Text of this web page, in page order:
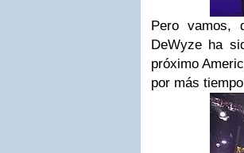
Pero vamos,
DeWyze ha
próximo
por más